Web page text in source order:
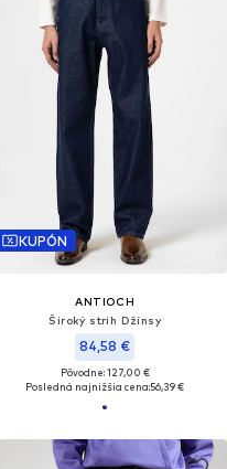
KUPÓN
ANTIOCH
Široký strih Džínsy
84,58 €
Pôvodne: 127,00 €
Posledná najnižšia cena:56,39 €